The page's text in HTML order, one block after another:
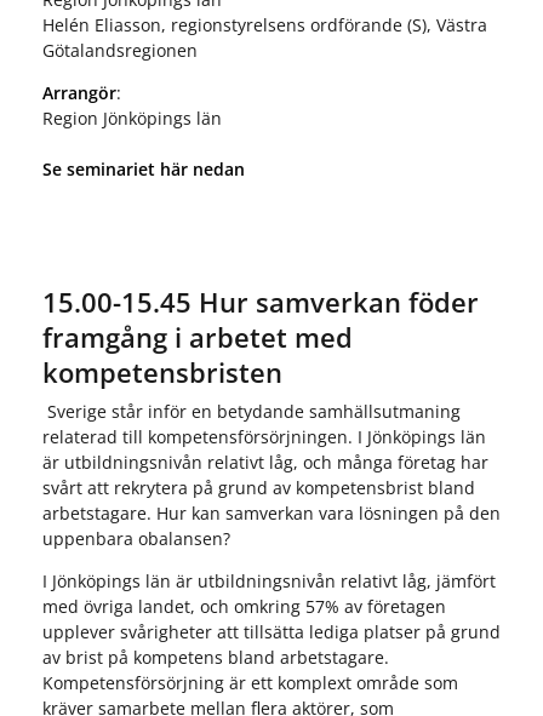
Helén Eliasson, regionstyrelsens ordförande (S), Västra
Götalandsregionen
Arrangör:
Region Jönköpings län
Se seminariet här nedan
15.00-15.45 Hur samverkan föder
framgång i arbetet med
kompetensbristen
Sverige står inför en betydande samhällsutmaning
relaterad till kompetensförsörjningen. I Jönköpings län
är utbildningsnivån relativt låg, och många företag har
svårt att rekrytera på grund av kompetensbrist bland
arbetstagare. Hur kan samverkan vara lösningen på den
uppenbara obalansen?
I Jönköpings län är utbildningsnivån relativt låg, jämfört
med övriga landet, och omkring 57% av företagen
upplever svårigheter att tillsätta lediga platser på grund
av brist på kompetens bland arbetstagare.
Kompetensförsörjning är ett komplext område som
kräver samarbete mellan flera aktörer, som